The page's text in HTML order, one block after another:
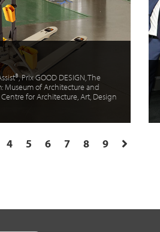
Prix GOOD DESIGN, The
Museum of Architecture and
for Architecture, Art, Design
4 5 6 7 8 9